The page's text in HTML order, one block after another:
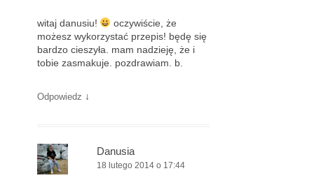
witaj danusiu!
oczywiście, że
możesz wykorzystać przepis! będę się
bardzo cieszyła. mam nadzieję, że i
tobie zasmakuje. pozdrawiam. b.
Odpowiedz ↓
Danusia
18 lutego 2014 o 17:44